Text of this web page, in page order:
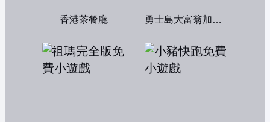
香港茶餐廳 勇士島大富翁加強版